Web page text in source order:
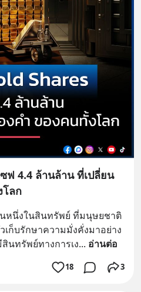
ฟ 4.4 ล้านล้าน ที่เปลี่ยน
โลก
หนึ่งในสินทรัพย์ ที่มนุษยชาติ
ก็บรักษาความมั่งคั่งมาอย่าง
นทรัพย์ทางการเง... อ่านต่อ
18 3